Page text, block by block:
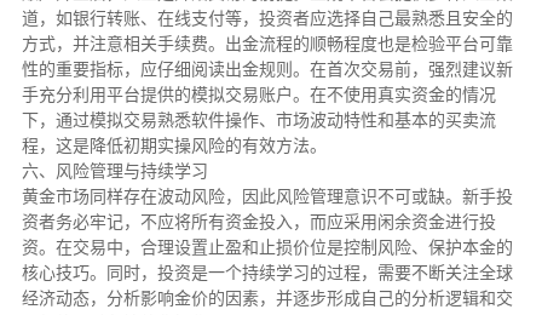
道，如银行转账、在线支付等，投资者应选择自己最熟悉且安全的
方式，并注意相关手续费。出金流程的顺畅程度也是检验平台可靠
性的重要指标，应仔细阅读出金规则。在首次交易前，强烈建议新
手充分利用平台提供的模拟交易账户。在不使用真实资金的情况
下，通过模拟交易熟悉软件操作、市场波动特性和基本的买卖流
程，这是降低初期实操风险的有效方法。
六、风险管理与持续学习
黄金市场同样存在波动风险，因此风险管理意识不可或缺。新手投
资者务必牢记，不应将所有资金投入，而应采用闲余资金进行投
资。在交易中，合理设置止盈和止损价位是控制风险、保护本金的
核心技巧。同时，投资是一个持续学习的过程，需要不断关注全球
经济动态，分析影响金价的因素，并逐步形成自己的分析逻辑和交